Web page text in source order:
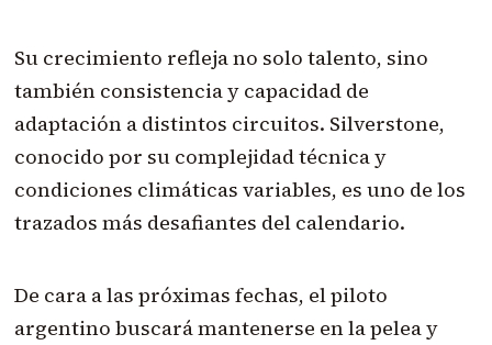
Su crecimiento refleja no solo talento, sino
también consistencia y capacidad de
adaptación a distintos circuitos. Silverstone,
conocido por su complejidad técnica y
condiciones climáticas variables, es uno de los
trazados más desafiantes del calendario.
De cara a las próximas fechas, el piloto
argentino buscará mantenerse en la pelea y